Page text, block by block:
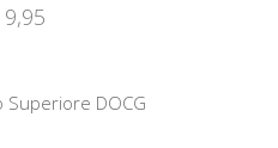
AAN